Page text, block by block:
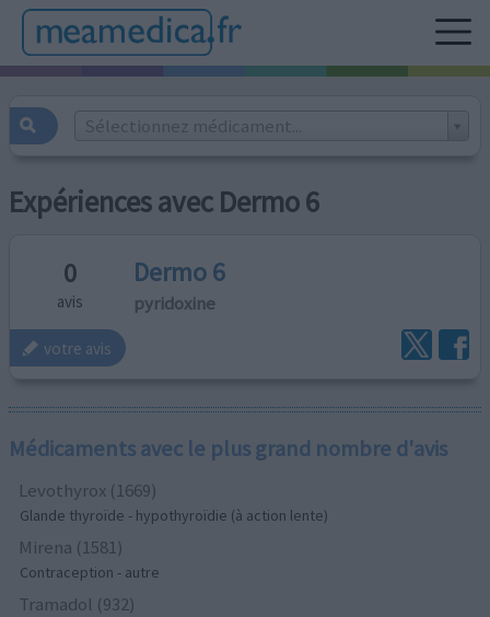
Sélectionnez médicament...
Expériences avec Dermo 6
0
avis
Dermo 6
pyridoxine
votre avis
Médicaments avec le plus grand nombre d'avis
Levothyrox (1669)
Glande thyroïde - hypothyroïdie (à action lente)
Mirena (1581)
Contraception - autre
Tramadol (932)